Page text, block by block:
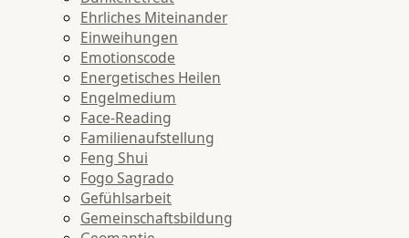
Ehrliches Miteinander
Einweihungen
Emotionscode
Energetisches Heilen
Engelmedium
Face-Reading
Familienaufstellung
Feng Shui
Fogo Sagrado
Gefühlsarbeit
Gemeinschaftsbildung